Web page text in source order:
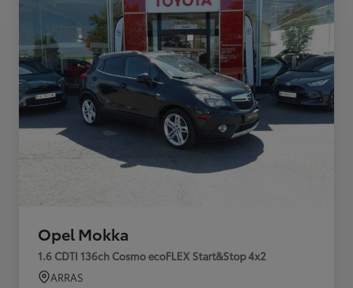
Opel Mokka
1.6 CDTI 136ch Cosmo ecoFLEX Start&Stop 4x2
ARRAS